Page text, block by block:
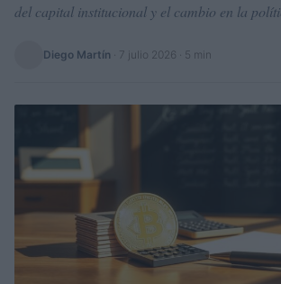
del capital institucional y el cambio en la
Diego Martín 7 julio 2026 · 5 min